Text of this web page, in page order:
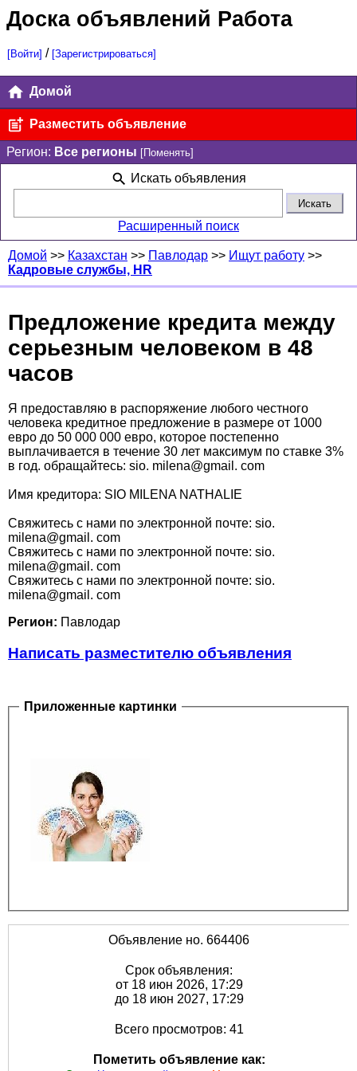
Доска объявлений Работа
[Войти] / [Зарегистрироваться]
Домой
Разместить объявление
Регион: Все регионы [Поменять]
Искать объявления
Расширенный поиск
Домой >> Казахстан >> Павлодар >> Ищут работу >>
Кадровые службы, HR
Предложение кредита между
серьезным человеком в 48
часов
Я предоставляю в распоряжение любого честного
человека кредитное предложение в размере от 1000
евро до 50 000 000 евро, которое постепенно
выплачивается в течение 30 лет максимум по ставке 3%
в год. обращайтесь: sio. milena@gmail. com
Имя кредитора: SIO MILENA NATHALIE
Свяжитесь с нами по электронной почте: sio.
milena@gmail. com
Свяжитесь с нами по электронной почте: sio.
milena@gmail. com
Свяжитесь с нами по электронной почте: sio.
milena@gmail. com
Регион: Павлодар
Написать разместителю объявления
Приложенные картинки
Объявление но. 664406
Срок объявления:
от 18 июн 2026, 17:29
до 18 июн 2027, 17:29
Всего просмотров: 41
Пометить объявление как: